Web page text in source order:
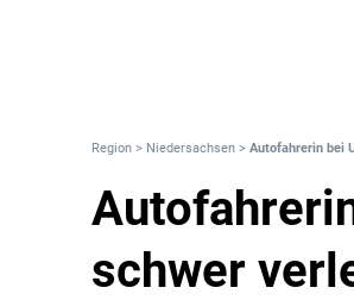
Region > Niedersachsen > Autofahrerin bei
schwer